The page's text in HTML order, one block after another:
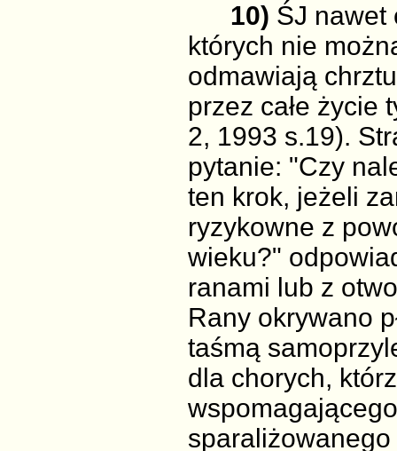
10) ŚJ nawet
których nie
odmawiają
przez całe życie
2, 1993 s.19).
pytanie: "Czy
ten krok, jeżeli
ryzykowne z
wieku?"
ranami lub z
Rany okrywano
taśmą
dla chorych,